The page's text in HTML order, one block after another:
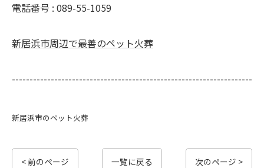
電話番号 : 089-55-1059
新居浜市周辺で最善のペット火葬
--------------------------------------------------------------------
新居浜市のペット火葬
< 前のページ 一覧に戻る 次のページ >